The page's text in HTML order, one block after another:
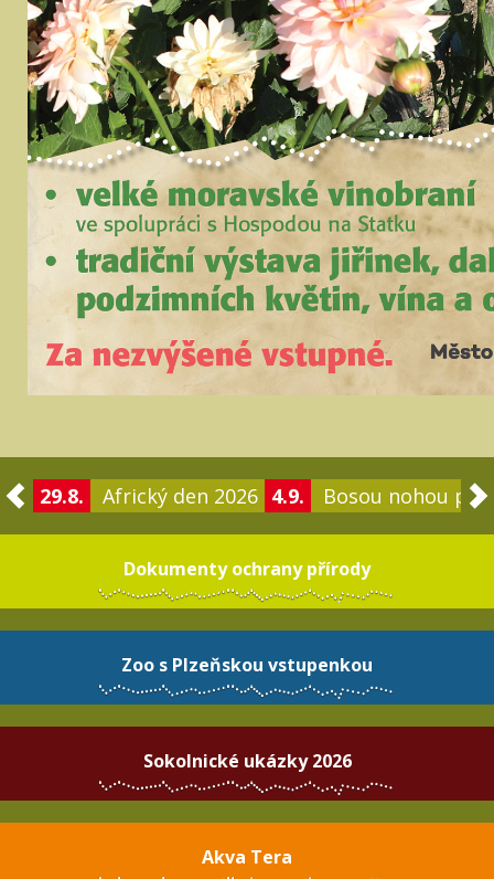
29.8. Africký den 2026 4.9. Bosou nohou po
Dokumenty ochrany přírody
Zoo s Plzeňskou vstupenkou
Sokolnické ukázky 2026
Akva Tera